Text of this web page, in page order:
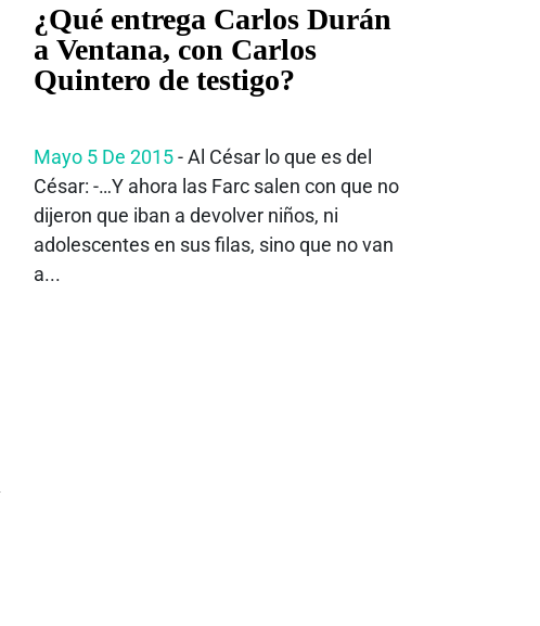
¿Qué entrega Carlos Durán
a Ventana, con Carlos
Quintero de testigo?
Mayo 5 De 2015- Al César lo que es del
César: -…Y ahora las Farc salen con que no
dijeron que iban a devolver niños, ni
adolescentes en sus filas, sino que no van
a...